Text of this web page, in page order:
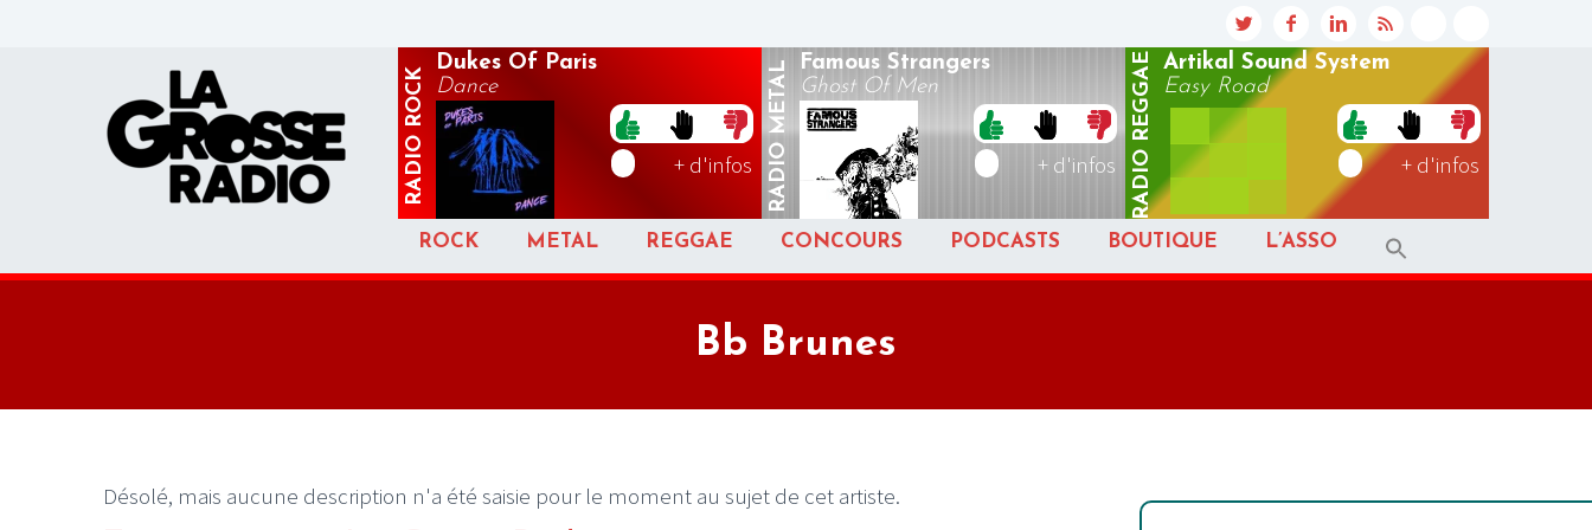
RADIO
ROCK
Dukes Of Paris
Dance
+ d'infos RADIO
METAL Famous Strangers
Ghost Of Men
+ d'infos RADIO
REGGAE
Artikal Sound System
Easy Road
+ d'infos
ROCK METAL REGGAE CONCOURS PODCASTS BOUTIQUE L’ASSO
Bb Brunes
Désolé, mais aucune description n'a été saisie pour le moment au sujet de cet artiste.